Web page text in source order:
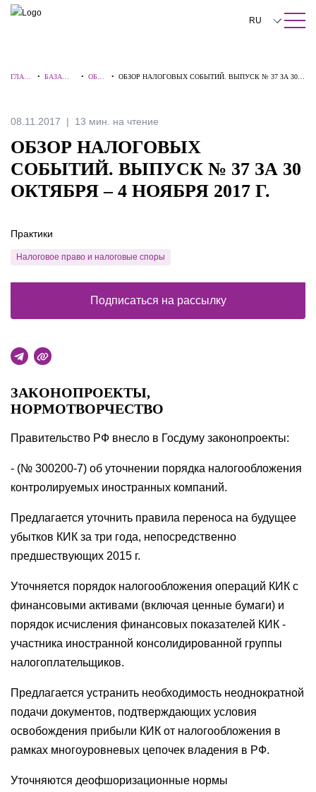
ПОИСК ПО САЙТУ Закрыть
RU
中文
Italiano
Español
ГЛАВ
• БАЗА
• ОБЗО
• ОБЗОР НАЛОГОВЫХ СОБЫТИЙ. ВЫПУСК № 37 ЗА 30
08.11.2017 13 мин. на чтение
ОБЗОР НАЛОГОВЫХ
СОБЫТИЙ. ВЫПУСК № 37 ЗА 30
ОКТЯБРЯ – 4 НОЯБРЯ 2017 Г.
ЗАКОНОПРОЕКТЫ,
НОРМОТВОРЧЕСТВО
Правительство РФ внесло в Госдуму законопроекты:
- (№ 300200-7) об уточнении порядка налогообложения
контролируемых иностранных компаний.
Предлагается уточнить правила переноса на будущее
убытков КИК за три года, непосредственно
предшествующих 2015 г.
Уточняется порядок налогообложения операций КИК с
финансовыми активами (включая ценные бумаги) и
порядок исчисления финансовых показателей КИК -
участника иностранной консолидированной группы
налогоплательщиков.
Предлагается устранить необходимость неоднократной
подачи документов, подтверждающих условия
освобождения прибыли КИК от налогообложения в
рамках многоуровневых цепочек владения в РФ.
Уточняются деофшоризационные нормы
Практики
Налоговое право и налоговые споры
Подписаться на рассылку